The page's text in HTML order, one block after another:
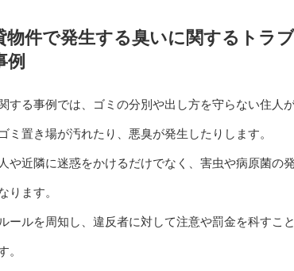
物件で発生する臭いに関するトラ
例
する事例では、ゴミの分別や出し方を守らない住人
ミ置き場が汚れたり、悪臭が発生したりします。
や近隣に迷惑をかけるだけでなく、害虫や病原菌の
ります。
ールを周知し、違反者に対して注意や罰金を科すこ
。